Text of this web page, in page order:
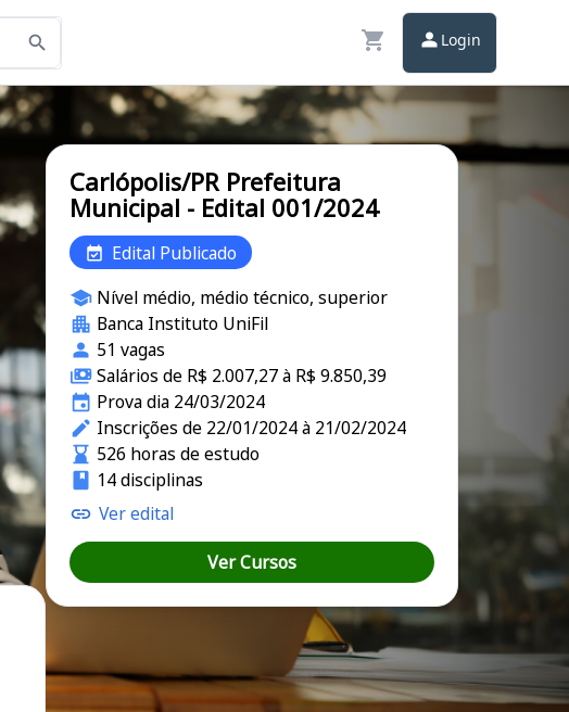
Login
Carlópolis/PR Prefeitura
Municipal - Edital 001/2024
Edital Publicado
Nível médio, médio técnico, superior
Banca Instituto UniFil
51 vagas
Salários de R$ 2.007,27 à R$ 9.850,39
Prova dia 24/03/2024
Inscrições de 22/01/2024 à 21/02/2024
526 horas de estudo
14 disciplinas
Ver edital
Ver Cursos